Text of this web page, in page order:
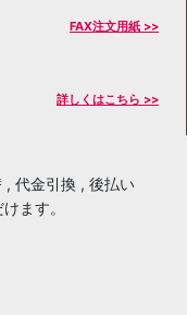
FAX注文用紙 >>
詳しくはこちら >>
, 代金引換 , 後払い
ます。